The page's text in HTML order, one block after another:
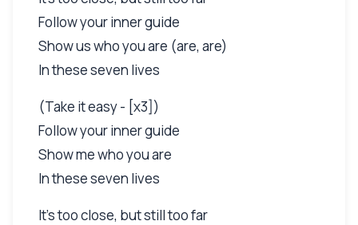
Follow your inner guide
Show us who you are (are, are)
In these seven lives
(Take it easy - [x3])
Follow your inner guide
Show me who you are
In these seven lives
It's too close, but still too far